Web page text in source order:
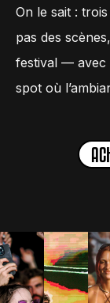
On le sait :
pas des
festival — avec
spot où